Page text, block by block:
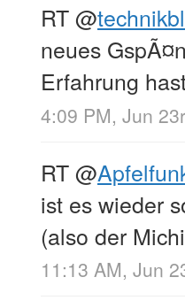
RT@
neues
Erfahrung
4:09 PM, Jun
RT@
ist es wieder
(also der
11:13 AM, Jun